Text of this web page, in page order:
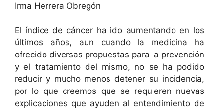
Irma Herrera Obregón
El índice de cáncer ha ido aumentando en los
últimos años, aun cuando la medicina ha
ofrecido diversas propuestas para la prevención
y el tratamiento del mismo, no se ha podido
reducir y mucho menos detener su incidencia,
por lo que creemos que se requieren nuevas
explicaciones que ayuden al entendimiento de